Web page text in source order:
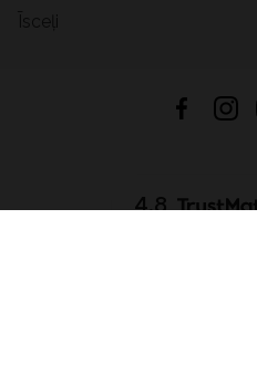
4.8